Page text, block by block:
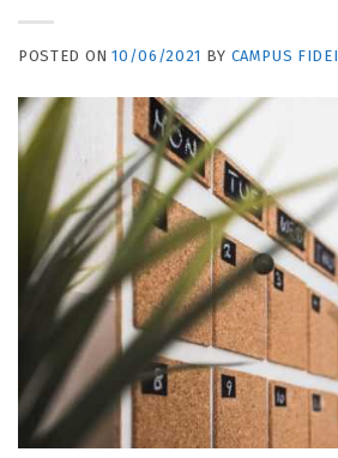
POSTED ON10/06/2021 BY CAMPUS FIDEI